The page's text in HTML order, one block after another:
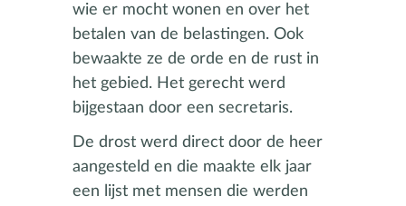
wie er mocht wonen en over het
betalen van de belastingen. Ook
bewaakte ze de orde en de rust in
het gebied. Het gerecht werd
bijgestaan door een secretaris.
De drost werd direct door de heer
aangesteld en die maakte elk jaar
een lijst met mensen die werden